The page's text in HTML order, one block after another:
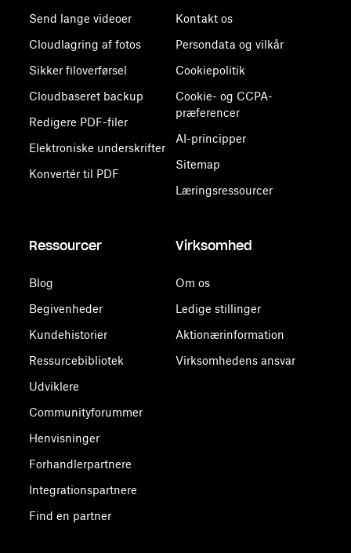
Send lange videoer
Cloudlagring af fotos
Sikker filoverførsel
Cloudbaseret backup
Redigere PDF-filer
Elektroniske underskrifter
Konvertér til PDF
Kontakt os
Persondata og vilkår
Cookiepolitik
Cookie- og CCPA-
præferencer
AI-principper
Sitemap
Læringsressourcer
Ressourcer
Blog
Begivenheder
Kundehistorier
Ressurcebibliotek
Udviklere
Communityforummer
Henvisninger
Forhandlerpartnere
Integrationspartnere
Find en partner
Virksomhed
Om os
Ledige stillinger
Aktionærinformation
Virksomhedens ansvar